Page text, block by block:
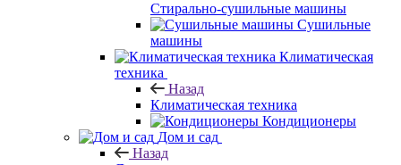
Стирально-сушильные машины
Сушильные
машины
Климатическая
техника
Назад
Климатическая техника
Кондиционеры
Дом и сад
Назад